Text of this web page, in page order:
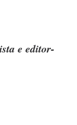
e editor-